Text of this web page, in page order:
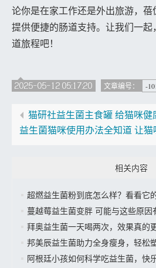
论你是在家工作还是外出旅游，
提供便捷的肠道支持。让我们一起
道旅程吧！
2025-05-12 05:17:20 文章编号： -
相关内容
超燃益生菌粉到底怎么样？看看它
蔓越莓益生菌变胖 可能与这些原因
拜奥益生菌一天喝两次，效果真的更
邦美辰益生菌助力全身瘦身，轻松
阿根廷小孩如何科学吃益生菌，快